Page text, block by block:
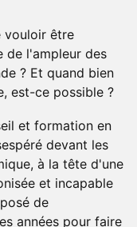
vouloir être
de l'ampleur des
? Et quand bien
est-ce possible ?
et formation en
devant les
à la tête d'une
et incapable
de
années pour faire